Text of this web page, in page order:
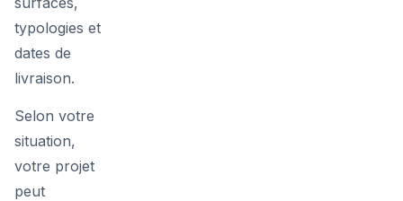
typologies et
dates de
livraison.
Selon votre
situation,
votre projet
peut